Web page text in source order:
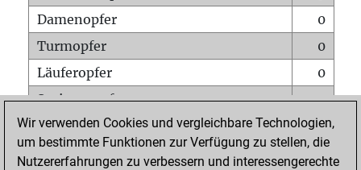
Damenopfer
0
Turmopfer
0
Läuferopfer
0
Springeropfer
0
Bauernopfer
0
Matt auf vollem Brett
0
Wir verwenden Cookies und vergleichbare Technologien,
um bestimmte Funktionen zur Verfügung zu stellen, die
Nutzererfahrungen zu verbessern und interessengerechte